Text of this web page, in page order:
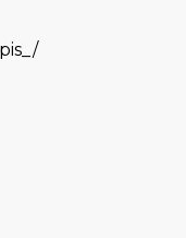
(11th Aug